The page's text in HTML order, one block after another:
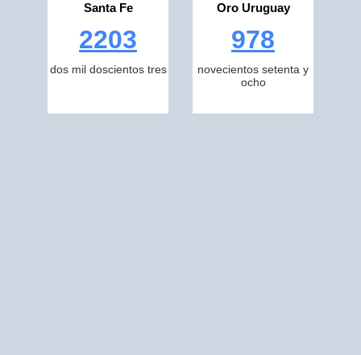
Santa Fe
2203
dos mil doscientos tres
Oro Uruguay
978
novecientos setenta y
ocho